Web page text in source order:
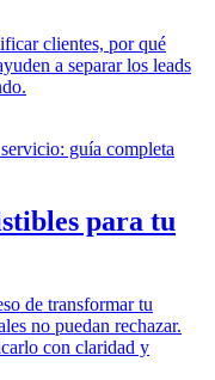
clientes, por qué
a separar los leads
para tu
de transformar tu
no puedan rechazar.
con claridad y